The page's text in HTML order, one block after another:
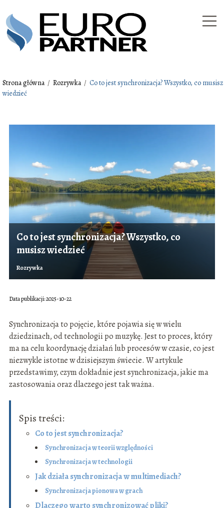
Strona główna / Rozrywka / Co to jest synchronizacja? Wszystko, co musisz
wiedzieć
Co to jest synchronizacja? Wszystko, co
musisz wiedzieć
Rozrywka
Data publikacji: 2025-10-22
Synchronizacja to pojęcie, które pojawia się w wielu
dziedzinach, od technologii po muzykę. Jest to proces, który
ma na celu koordynację działań lub procesów w czasie, co jest
niezwykle istotne w dzisiejszym świecie. W artykule
przedstawimy, czym dokładnie jest synchronizacja, jakie ma
zastosowania oraz dlaczego jest tak ważna.
Spis treści:
Co to jest synchronizacja?
Synchronizacja w teorii względności
Synchronizacja w technologii
Jak działa synchronizacja w multimediach?
Synchronizacja pionowa w grach
Dlaczego warto synchronizować pliki?